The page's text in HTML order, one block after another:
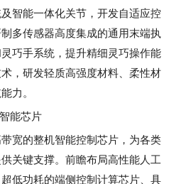
智能一体化关节，开发自适应控
多传感器高度集成的通用末端执
巧手系统，提升精细灵巧操作能
，研发轻质高强度材料、柔性材
力。
能芯片
的整机智能控制芯片，为各类
关键支撑。前瞻布局高性能人工
低功耗的端侧控制计算芯片、具